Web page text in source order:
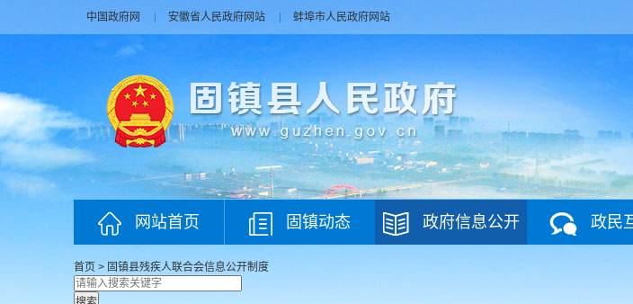
中国政府网 安徽省人民政府网站 蚌埠市人民政府网站
网站首页 固镇动态 政府信息公开 政民
首页 > 固镇县残疾人联合会信息公开制度